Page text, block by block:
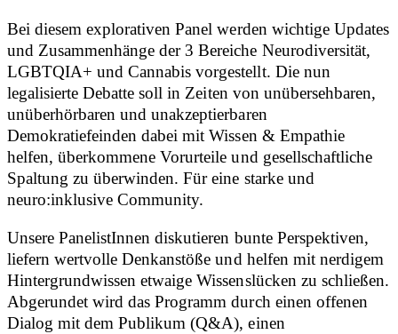
Bei diesem explorativen Panel werden wichtige Updates
und Zusammenhänge der 3 Bereiche Neurodiversität,
LGBTQIA+ und Cannabis vorgestellt. Die nun
legalisierte Debatte soll in Zeiten von unübersehbaren,
unüberhörbaren und unakzeptierbaren
Demokratiefeinden dabei mit Wissen & Empathie
helfen, überkommene Vorurteile und gesellschaftliche
Spaltung zu überwinden. Für eine starke und
neuro:inklusive Community.
Unsere PanelistInnen diskutieren bunte Perspektiven,
liefern wertvolle Denkanstöße und helfen mit nerdigem
Hintergrundwissen etwaige Wissenslücken zu schließen.
Abgerundet wird das Programm durch einen offenen
Dialog mit dem Publikum (Q&A), einen